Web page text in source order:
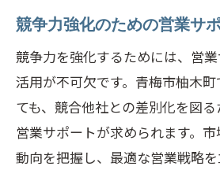
顧客関係管理（CRM）
営業サポートツールの選
営業サポートによる見
パフォーマンスメトリ
専門家が教える営業サポー
最新の営業サポート技
競争力強化のための営業サ
競争力を強化するためには、営
活用が不可欠です。青梅市柚木
ても、競合他社との差別化を図
営業サポートが求められます。
動向を把握し、最適な営業戦略